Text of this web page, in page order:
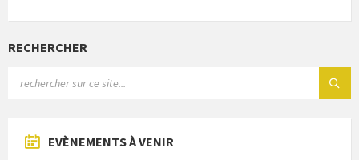
RECHERCHER
EVÈNEMENTS À VENIR